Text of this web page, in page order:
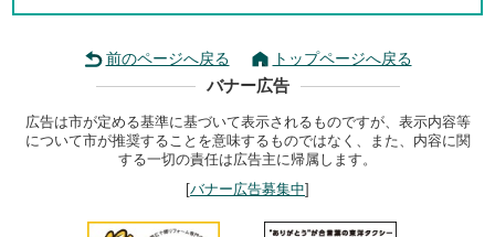
前のページへ戻る トップページへ戻る
バナー広告
広告は市が定める基準に基づいて表示されるものですが、表示内容等
について市が推奨することを意味するものではなく、また、内容に関
する一切の責任は広告主に帰属します。
[バナー広告募集中]